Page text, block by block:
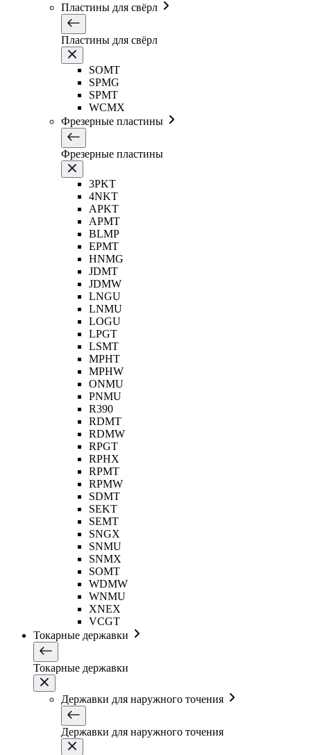
Пластины для свёрл
Пластины для свёрл
SOMT
SPMG
SPMT
WCMX
Фрезерные пластины
Фрезерные пластины
3PKT
4NKT
APKT
APMT
BLMP
EPMT
HNMG
JDMT
JDMW
LNGU
LNMU
LOGU
LPGT
LSMT
MPHT
MPHW
ONMU
PNMU
R390
RDMT
RDMW
RPGT
RPHX
RPMT
RPMW
SDMT
SEKT
SEMT
SNGX
SNMU
SNMX
SOMT
WDMW
WNMU
XNEX
VCGT
Токарные державки
Токарные державки
Державки для наружного точения
Державки для наружного точения